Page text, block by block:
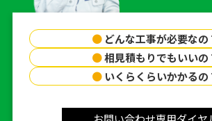
● どんな工事が必要なの
●相見積もりでもいいの
● いくらくらいかかるの